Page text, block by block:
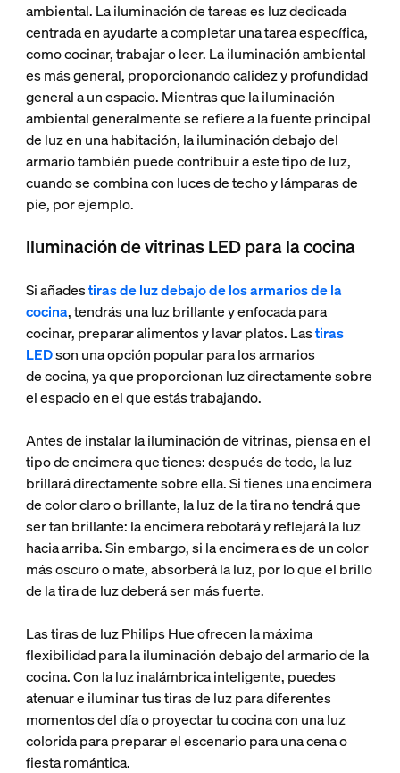
ambiental. La iluminación de tareas es luz dedicada
centrada en ayudarte a completar una tarea específica,
como cocinar, trabajar o leer. La iluminación ambiental
es más general, proporcionando calidez y profundidad
general a un espacio. Mientras que la iluminación
ambiental generalmente se refiere a la fuente principal
de luz en una habitación, la iluminación debajo del
armario también puede contribuir a este tipo de luz,
cuando se combina con luces de techo y lámparas de
pie, por ejemplo.
Iluminación de vitrinas LED para la cocina
Si añadestiras de luz debajo de los armarios de la
cocina, tendrás una luz brillante y enfocada para
cocinar, preparar alimentos y lavar platos. Lastiras
LEDson una opción popular para los armarios
de cocina, ya que proporcionan luz directamente sobre
el espacio en el que estás trabajando.
Antes de instalar la iluminación de vitrinas, piensa en el
tipo de encimera que tienes: después de todo, la luz
brillará directamente sobre ella. Si tienes una encimera
de color claro o brillante, la luz de la tira no tendrá que
ser tan brillante: la encimera rebotará y reflejará la luz
hacia arriba. Sin embargo, si la encimera es de un color
más oscuro o mate, absorberá la luz, por lo que el brillo
de la tira de luz deberá ser más fuerte.
Las tiras de luz Philips Hue ofrecen la máxima
flexibilidad para la iluminación debajo del armario de la
cocina. Con la luz inalámbrica inteligente, puedes
atenuar e iluminar tus tiras de luz para diferentes
momentos del día o proyectar tu cocina con una luz
colorida para preparar el escenario para una cena o
fiesta romántica.